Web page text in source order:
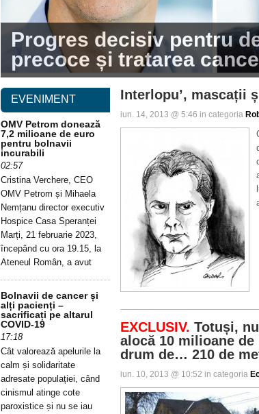
Progres decisiv pentru
precoce și tratarea
Interlopu’, mascații
iun. 14, 2013 @ 5:46 in categoria
EXCLUSIV. Totuși,
alocă 10 milioane
drum de… 210 de
iun. 10, 2013 @ 10:52 in categoria
EVENIMENT
OMV Petrom donează
7,2 milioane de euro
pentru bolnavii
incurabili
02:57
Cristina Verchere, CEO
OMV Petrom și Mihaela
Nemțanu director executiv
Hospice Casa Speranței
Marți, 21 februarie 2023,
începând cu ora 19.15, la
Ateneul Român, a avut
Bolnavii de cancer și
alți pacienți –
sacrificați pe altarul
COVID-19
17:18
Cât valorează apelurile la
calm și solidaritate
adresate populației, când
cinismul atinge cote
paroxistice și nu se iau